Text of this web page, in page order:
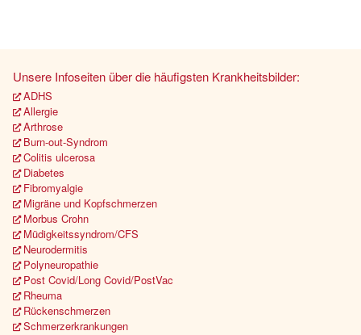
Unsere Infoseiten über die häufigsten Krankheitsbilder:
ADHS
Allergie
Arthrose
Burn-out-Syndrom
Colitis ulcerosa
Diabetes
Fibromyalgie
Migräne und Kopfschmerzen
Morbus Crohn
Müdigkeitssyndrom/CFS
Neurodermitis
Polyneuropathie
Post Covid/Long Covid/PostVac
Rheuma
Rückenschmerzen
Schmerzerkrankungen